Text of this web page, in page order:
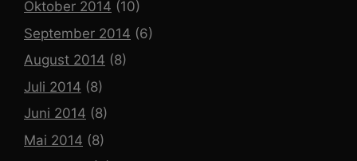
Oktober 2014 (10)
September 2014 (6)
August 2014 (8)
Juli 2014 (8)
Juni 2014 (8)
Mai 2014 (8)